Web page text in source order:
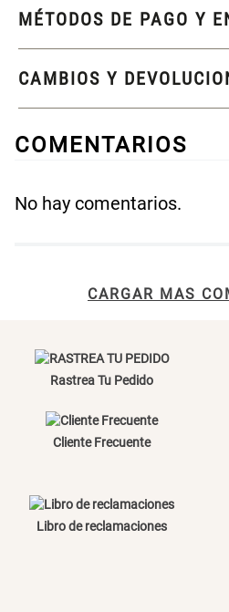
MÉTODOS DE PAGO Y
CAMBIOS Y
COMENTARIOS
Escribe un comentario
No hay comentarios.
CARGAR MAS
Rastrea Tu Pedido
Cliente Frecuente
Libro de reclamaciones
S/ 319.00
Topper de Microfibra 1500 GSM
Canasto Bambú